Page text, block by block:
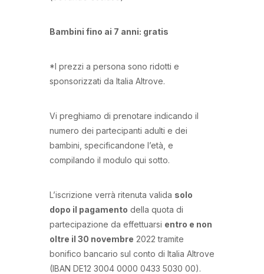
Bambini fino ai 7 anni: gratis
*I prezzi a persona sono ridotti e
sponsorizzati da Italia Altrove.
Vi preghiamo di prenotare indicando il
numero dei partecipanti adulti e dei
bambini, specificandone l’età, e
compilando il modulo qui sotto.
L’iscrizione verrà ritenuta valida solo
dopo il pagamento della quota di
partecipazione da effettuarsi entro e non
oltre il 30 novembre 2022 tramite
bonifico bancario sul conto di Italia Altrove
(IBAN DE12 3004 0000 0433 5030 00).